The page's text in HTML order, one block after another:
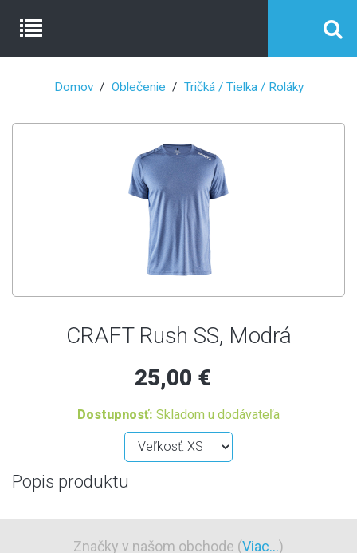
Domov Oblečenie Tričká / Tielka / Roláky
CRAFT Rush SS, Modrá
25,00 €
Dostupnosť: Skladom u dodávateľa
Popis produktu
Značky v našom obchode (Viac...)